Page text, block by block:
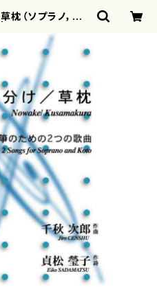
（ソプラノ，箏/